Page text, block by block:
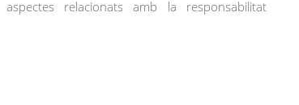
relacionats amb la responsabilitat